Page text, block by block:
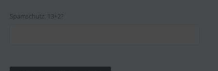
Spamschutz: 13+2?